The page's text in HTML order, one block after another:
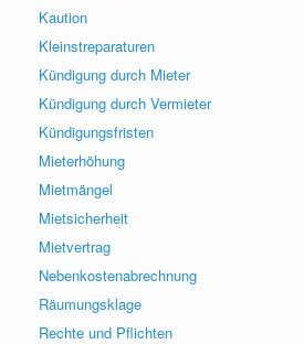
Kaution
Kleinstreparaturen
Kündigung durch Mieter
Kündigung durch Vermieter
Kündigungsfristen
Mieterhöhung
Mietmängel
Mietsicherheit
Mietvertrag
Nebenkostenabrechnung
Räumungsklage
Rechte und Pflichten